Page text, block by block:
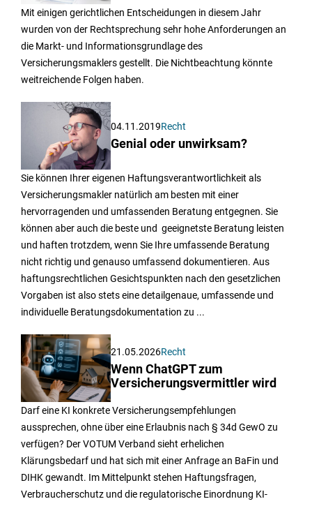
Mit einigen gerichtlichen Entscheidungen in diesem Jahr
wurden von der Rechtsprechung sehr hohe Anforderungen an
die Markt- und Informationsgrundlage des
Versicherungsmaklers gestellt. Die Nichtbeachtung könnte
weitreichende Folgen haben.
04.11.2019Recht
Genial oder unwirksam?
Sie können Ihrer eigenen Haftungsverantwortlichkeit als
Versicherungsmakler natürlich am besten mit einer
hervorragenden und umfassenden Beratung entgegnen. Sie
können aber auch die beste und geeignetste Beratung leisten
und haften trotzdem, wenn Sie Ihre umfassende Beratung
nicht richtig und genauso umfassend dokumentieren. Aus
haftungsrechtlichen Gesichtspunkten nach den gesetzlichen
Vorgaben ist also stets eine detailgenaue, umfassende und
individuelle Beratungsdokumentation zu ...
21.05.2026Recht
Wenn ChatGPT zum
Versicherungsvermittler wird
Darf eine KI konkrete Versicherungsempfehlungen
aussprechen, ohne über eine Erlaubnis nach § 34d GewO zu
verfügen? Der VOTUM Verband sieht erhelichen
Klärungsbedarf und hat sich mit einer Anfrage an BaFin und
DIHK gewandt. Im Mittelpunkt stehen Haftungsfragen,
Verbraucherschutz und die regulatorische Einordnung KI-